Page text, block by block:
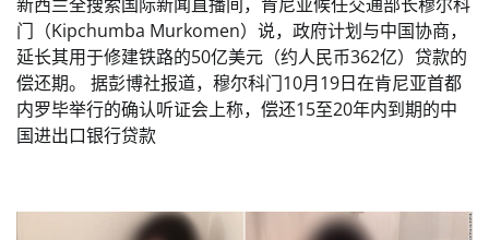
门（Kipchumba Murkomen）说，政府计划与中国协商，
延长其用于修建铁路的50亿美元（约人民币362亿）贷款的
偿还期。 据彭博社报道，穆尔科门10月19日在肯尼亚首都
内罗毕举行的确认听证会上称，偿还15至20年内到期的中
国进出口银行贷款